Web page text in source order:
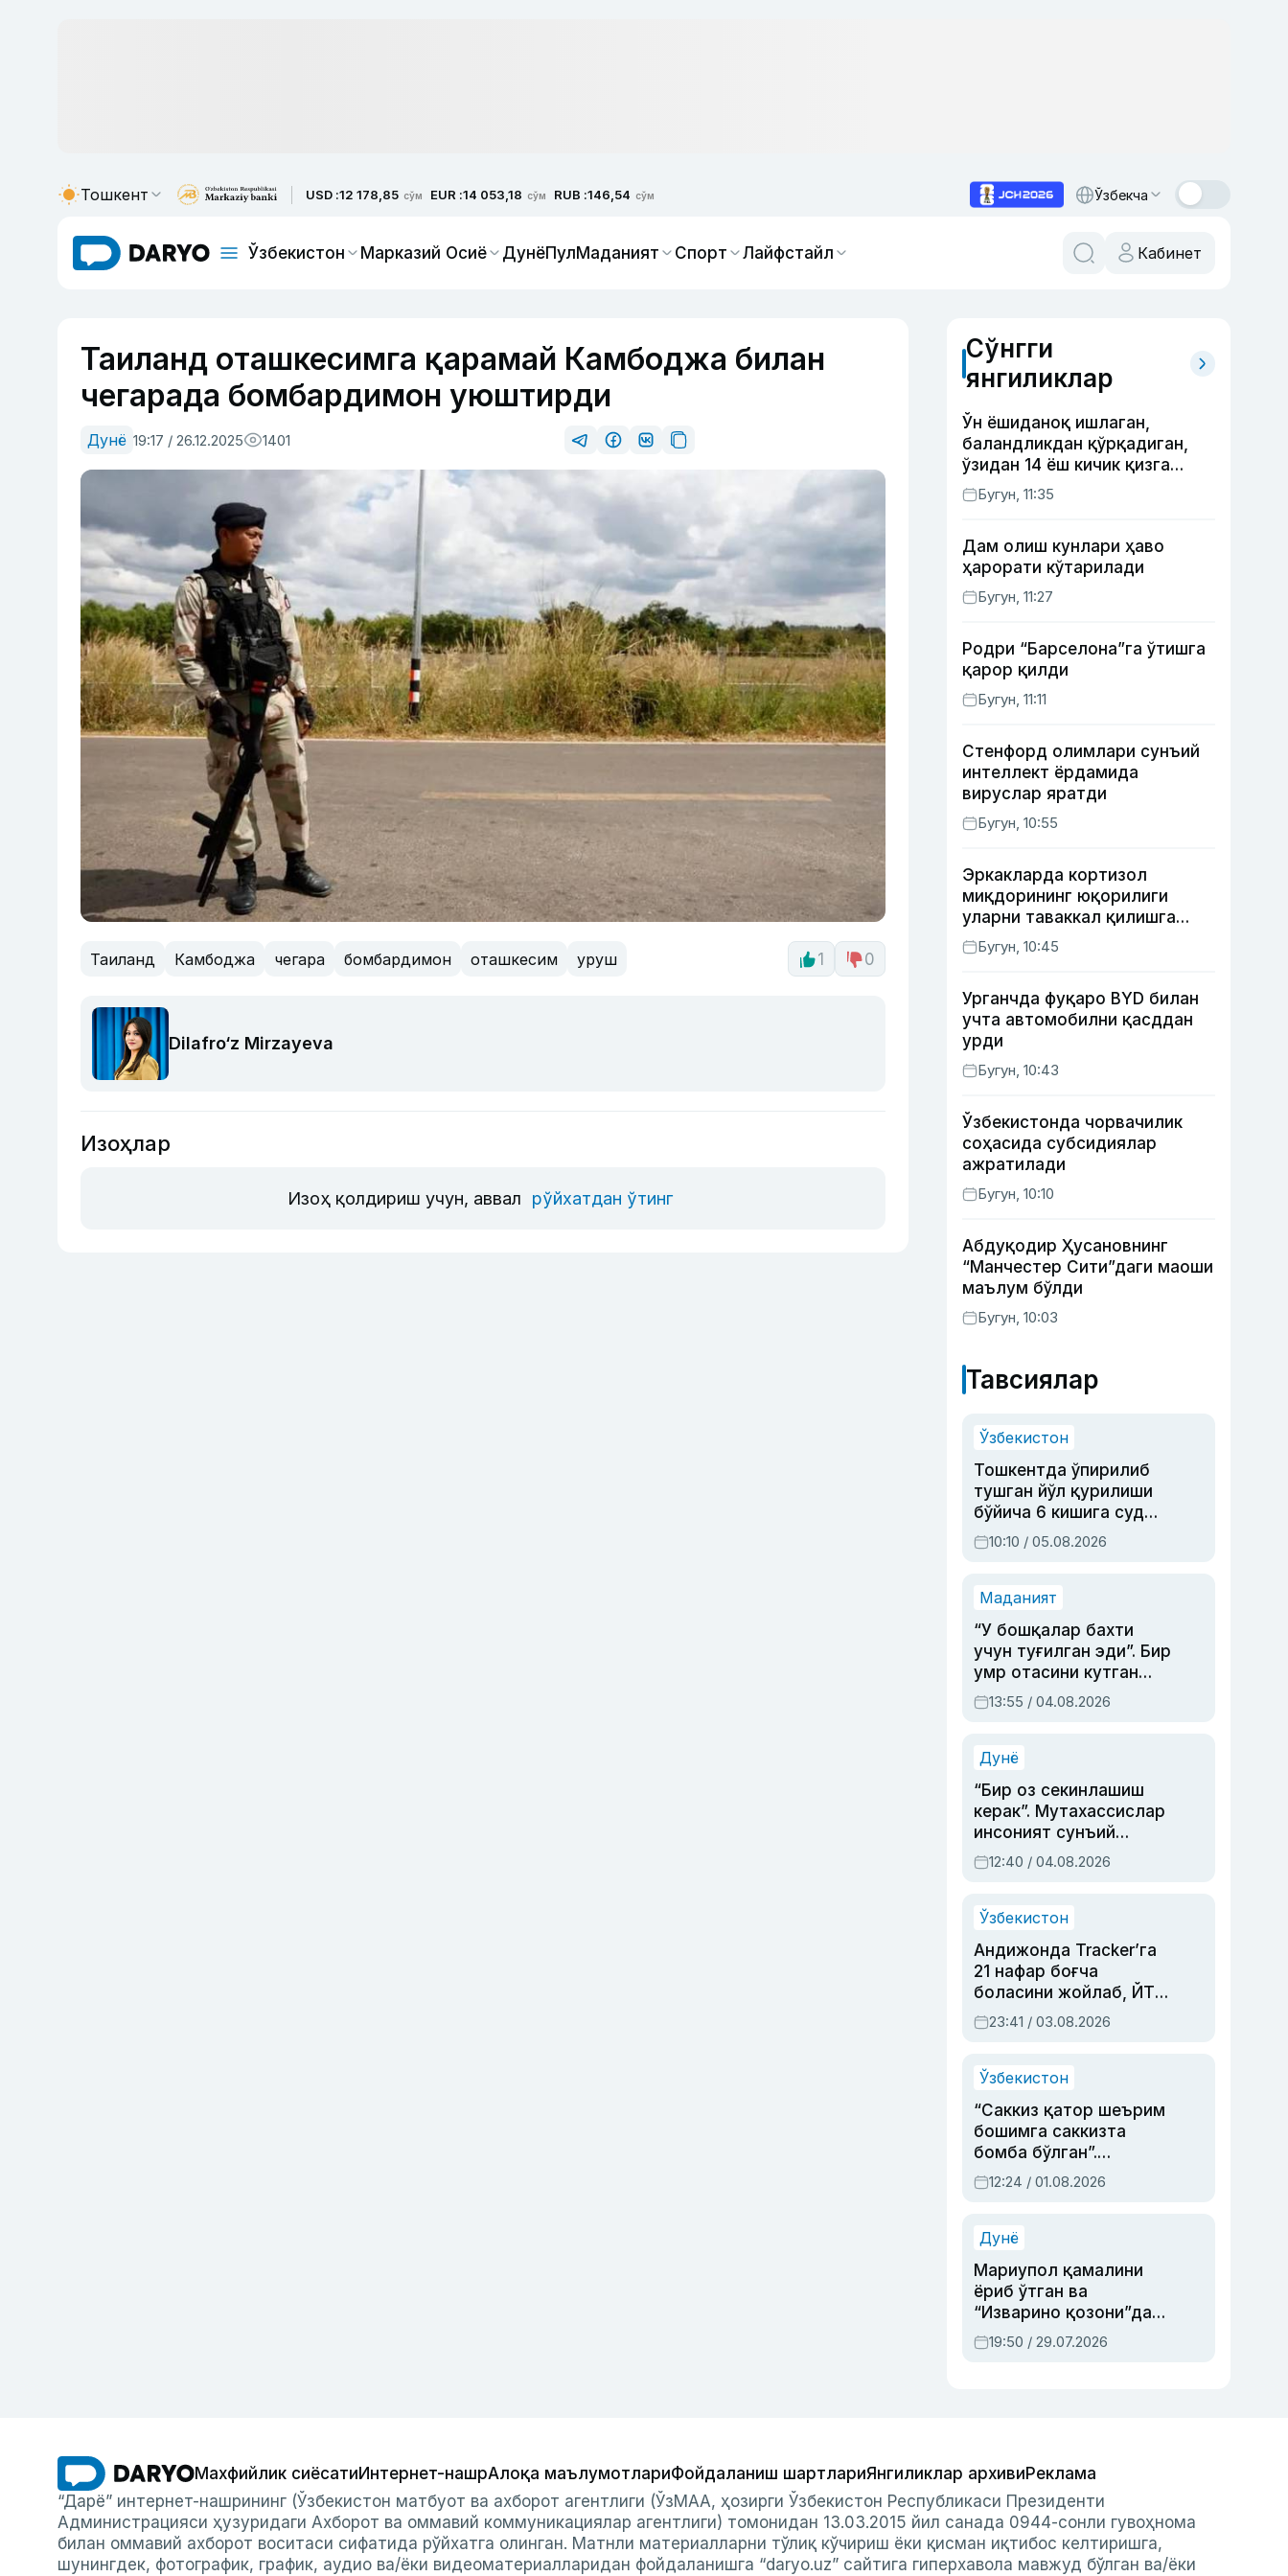
Тошкент USD :12 178,85 сўм EUR :14 053,18 сўм RUB :146,54 сўм Ўзбекча
Ўзбекистон Марказий Осиё ДунёПулМаданият Спорт Лайфстайл Кабинет
Таиланд оташкесимга қарамай Камбоджа билан
чегарада бомбардимон уюштирди
Дунё 19:17 / 26.12.2025 1401
Таиланд Камбоджа чегара бомбардимон оташкесим уруш 1 0
Dilafro‘z Mirzayeva
Изоҳлар
Изоҳ қолдириш учун, аввал рўйхатдан ўтинг
Сўнгги
янгиликлар
Ўн ёшиданоқ ишлаган,
баландликдан қўрқадиган,
ўзидан 14 ёш кичик қизга
уйланган Ёрқинхўжа Умаров
34 ёшда
Бугун, 11:35
Дам олиш кунлари ҳаво
ҳарорати кўтарилади
Бугун, 11:27
Родри “Барселона”га ўтишга
қарор қилди
Бугун, 11:11
Стенфорд олимлари сунъий
интеллект ёрдамида
вируслар яратди
Бугун, 10:55
Эркакларда кортизол
миқдорининг юқорилиги
уларни таваккал қилишга
Бугун, 10:45
Урганчда фуқаро BYD билан
учта автомобилни қасддан
урди
Бугун, 10:43
Ўзбекистонда чорвачилик
соҳасида субсидиялар
ажратилади
Бугун, 10:10
Абдуқодир Ҳусановнинг
“Манчестер Сити”даги маоши
маълум бўлди
Бугун, 10:03
Тавсиялар
Ўзбекистон
Тошкентда ўпирилиб
тушган йўл қурилиши
бўйича 6 кишига суд
ҳукми ўқилди
10:10 / 05.08.2026
Маданият
“У бошқалар бахти
учун туғилган эди”. Бир
умр отасини кутган
актриса ва дубльяж
устаси Римма
синовларга тўла ҳаёти
13:55 / 04.08.2026
Дунё
“Бир оз секинлашиш
керак”. Мутахассислар
инсоният сунъий
интеллектни бошқара
олмай қолишидан
12:40 / 04.08.2026
Ўзбекистон
Андижонда Tracker’га
21 нафар боғча
боласини жойлаб, ЙТҲ
содир этган аёлга суд
ҳукми ўқилди
23:41 / 03.08.2026
Ўзбекистон
“Саккиз қатор шеърим
бошимга саккизта
бомба бўлган”.
Абдулла Ориповни
сиёсий айбловлардан
12:24 / 01.08.2026
Дунё
Мариупол қамалини
ёриб ўтган ва
“Изварино қозони”дан
чиққан қаҳрамон —
Украина армияси бош
19:50 / 29.07.2026
Махфийлик сиёсатиИнтернет-нашрАлоқа маълумотлариФойдаланиш шартлариЯнгиликлар архивиРеклама
“Дарё” интернет-нашрининг (Ўзбекистон матбуот ва ахборот агентлиги (ЎзМАА, ҳозирги Ўзбекистон Республикаси Президенти
Администрацияси ҳузуридаги Ахборот ва оммавий коммуникациялар агентлиги) томонидан 13.03.2015 йил санада 0944-сонли гувоҳнома
билан оммавий ахборот воситаси сифатида рўйхатга олинган. Матнли материалларни тўлиқ кўчириш ёки қисман иқтибос келтиришга,
шунингдек, фотографик, график, аудио ва/ёки видеоматериалларидан фойдаланишга “daryo.uz” сайтига гиперхавола мавжуд бўлган ва/ёки